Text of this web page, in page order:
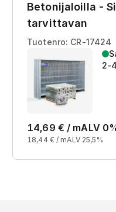
Betonijaloilla -
tarvittavan
Tuotenro: CR-17424
2-
14,69 € / mALV
18,44 € / mALV 25,5%